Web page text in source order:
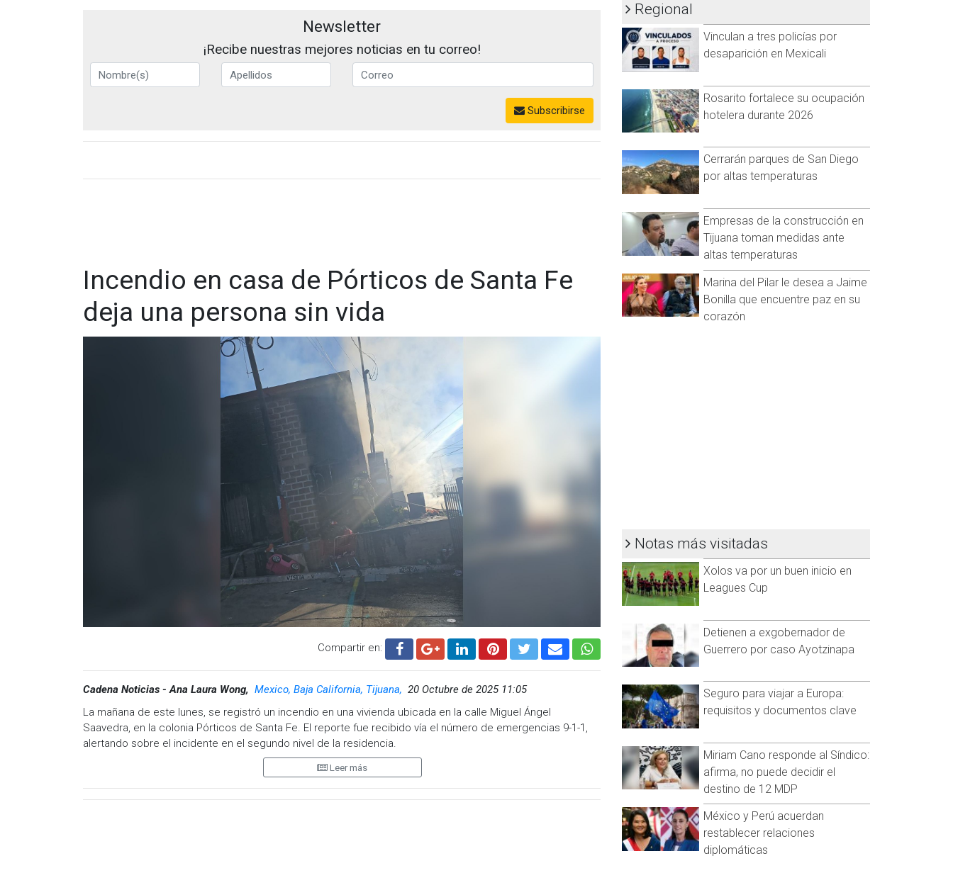
Newsletter
¡Recibe nuestras mejores noticias en tu correo!
Subscribirse
Incendio en casa de Pórticos de Santa Fe
deja una persona sin vida
Compartir en:
Cadena Noticias - Ana Laura Wong, Mexico, Baja California, Tijuana, 20 Octubre de 2025 11:05
La mañana de este lunes, se registró un incendio en una vivienda ubicada en la calle Miguel Ángel
Saavedra, en la colonia Pórticos de Santa Fe. El reporte fue recibido vía el número de emergencias 9-1-1,
alertando sobre el incidente en el segundo nivel de la residencia.
Al llegar al lugar, los primeros respondientes corroboraron la situación, encontrando un incendio en una
casa que acumulaba gran cantidad de material inflamable. De inmediato, comenzaron las labores de
extinción del fuego con apoyo de 10 elementos del cuerpo de bomberos.
Leer más
Regional
Vinculan a tres policías por
desaparición en Mexicali
Rosarito fortalece su ocupación
hotelera durante 2026
Cerrarán parques de San Diego
por altas temperaturas
Empresas de la construcción en
Tijuana toman medidas ante
altas temperaturas
Marina del Pilar le desea a Jaime
Bonilla que encuentre paz en su
corazón
Notas más visitadas
Xolos va por un buen inicio en
Leagues Cup
Detienen a exgobernador de
Guerrero por caso Ayotzinapa
Seguro para viajar a Europa:
requisitos y documentos clave
Miriam Cano responde al Síndico:
afirma, no puede decidir el
destino de 12 MDP
México y Perú acuerdan
restablecer relaciones
diplomáticas